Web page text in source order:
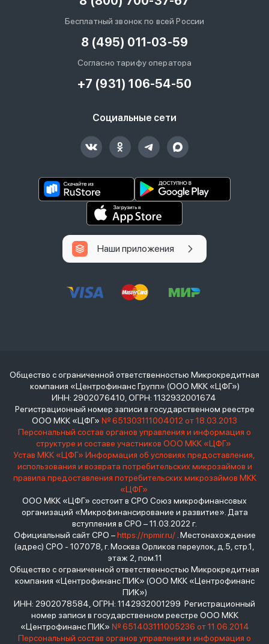
Бесплатный звонок по всей России
8 (495) 011-03-59
Согласно тарифу оператора
+7 (931) 106-54-50
Социальные сети
Наши приложения
Общество с ограниченной ответственностью Микрокредитная
компания «Центрофинанс Групп» (ООО МКК «ЦФГ»)
ИНН: 2902076410, ОГРН: 1132932001674
Регистрационный номер записи в государственном реестре
ООО МКК «ЦФГ» № 651303111004012 от 18.03.2013
Персональный состав органов управления и информация о
структуре и составе участников ООО МКК «ЦФГ»
Устав МКК «ЦФГ» Информация об условиях предоставления,
использования и возврата потребительских микрозаймов и
правила предоставления потребительских микрозаймов МКК
«ЦФГ»
ООО МКК «ЦФГ» состоит в СРО Союз микрофинансовых
организаций «Микрофинансирование и развитие». Дата
вступления в СРО – 11.03.2022 г.
Официальный сайт СРО –https://npmir.ru/. Местонахождение
(адрес) СРО - 107078, г. Москва Орликов переулок, д.5, стр.1,
этаж 2, пом.11
Общество с ограниченной ответственностью Микрокредитная
компания «Центрофинанс ПИК» (ООО МКК «Центрофинанс
ПИК»)
ИНН: 2902078584, ОГРН: 1142932001299 Регистрационный
номер записи в государственном реестре ООО МКК
«Центрофинанс ПИК» № 651403111005236 от 11.06.2014
Персональный состав органов управления и информация о